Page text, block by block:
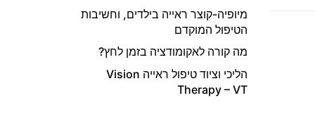
מיופיה-קוצר ראייה בילדים, וחשיבות
הטיפול המוקדם
מה קורה לאקומודציה בזמן לחץ?
הליכי וציוד טיפול ראייה Vision
Therapy – VT